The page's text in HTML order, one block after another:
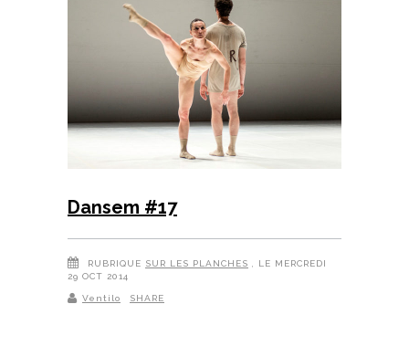
Dansem #17
RUBRIQUE SUR LES PLANCHES
, LE MERCREDI
29 OCT 2014
Ventilo SHARE